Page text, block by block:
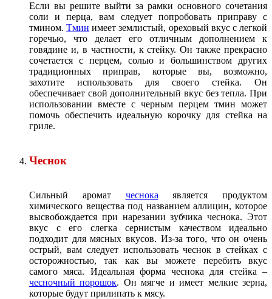
Если вы решите выйти за рамки основного сочетания
соли и перца, вам следует попробовать приправу с
тмином.Тмин имеет землистый, ореховый вкус с легкой
горечью, что делает его отличным дополнением к
говядине и, в частности, к стейку. Он также прекрасно
сочетается с перцем, солью и большинством других
традиционных приправ, которые вы, возможно,
захотите использовать для своего стейка. Он
обеспечивает свой дополнительный вкус без тепла. При
использовании вместе с черным перцем тмин может
помочь обеспечить идеальную корочку для стейка на
гриле.
Чеснок
Сильный аромат чеснока является продуктом
химического вещества под названием аллицин, которое
высвобождается при нарезании зубчика чеснока. Этот
вкус с его слегка сернистым качеством идеально
подходит для мясных вкусов. Из-за того, что он очень
острый, вам следует использовать чеснок в стейках с
осторожностью, так как вы можете перебить вкус
самого мяса. Идеальная форма чеснока для стейка –
чесночный порошок. Он мягче и имеет мелкие зерна,
которые будут прилипать к мясу.